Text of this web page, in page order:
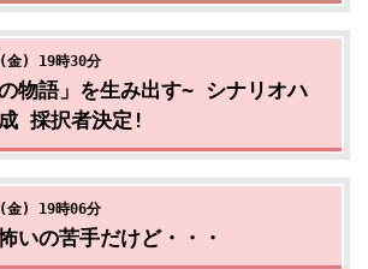
金) 19時30分
の物語」を生み出す~ シナリオハ
採択者決定!
金) 19時06分
いの苦手だけど・・・